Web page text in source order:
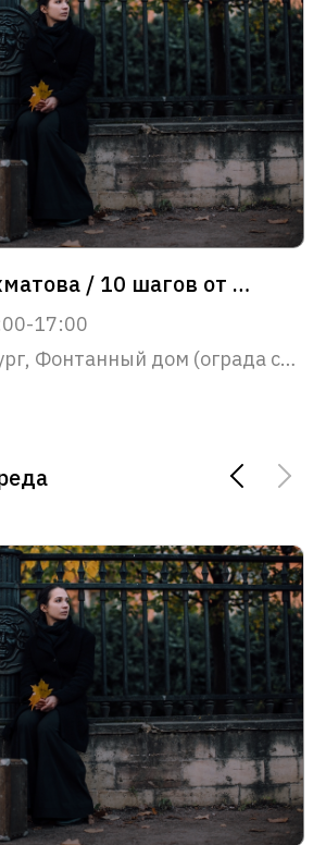
Прогулка "Ахматова / 10 шагов от Фонтанного дома до Крестов"
17:00
Санкт-Петербург, Фонтанный дом (ограда со стороны набережной реки Фонтанки)